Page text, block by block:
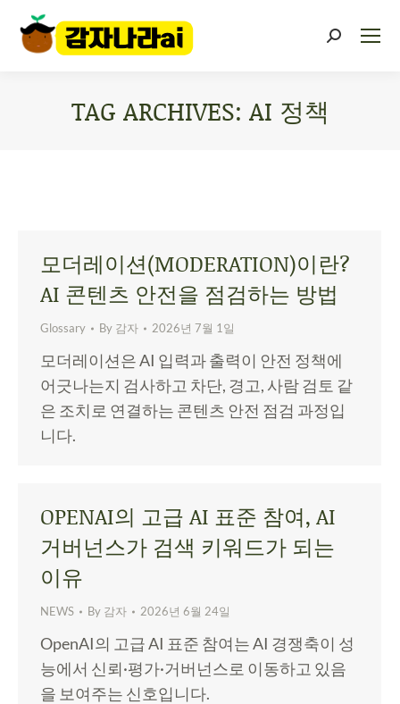
TAG ARCHIVES: AI 정책
모더레이션(MODERATION)이란?
AI 콘텐츠 안전을 점검하는 방법
Glossary By 감자 2026년 7월 1일
모더레이션은 AI 입력과 출력이 안전 정책에
어긋나는지 검사하고 차단, 경고, 사람 검토 같
은 조치로 연결하는 콘텐츠 안전 점검 과정입
니다.
OPENAI의 고급 AI 표준 참여, AI
거버넌스가 검색 키워드가 되는
이유
NEWS By 감자 2026년 6월 24일
OpenAI의 고급 AI 표준 참여는 AI 경쟁축이 성
능에서 신뢰·평가·거버넌스로 이동하고 있음
을 보여주는 신호입니다.